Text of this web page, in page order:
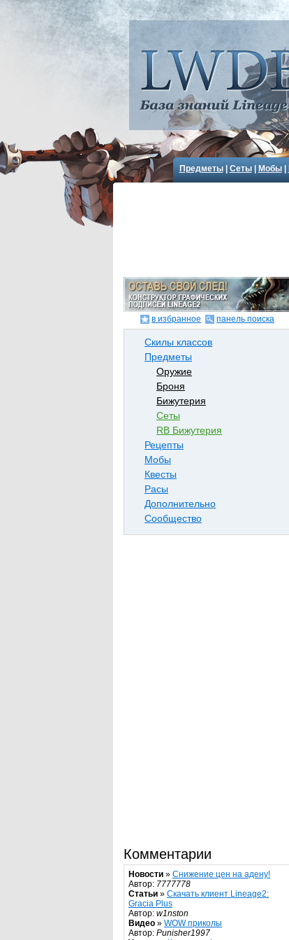
Предметы| Сеты| Мобы|
в избранное панель поиска
Скилы классов
Предметы
Оружие
Броня
Бижутерия
Сеты
RB Бижутерия
Рецепты
Мобы
Квесты
Расы
Дополнительно
Сообщество
Комментарии
Новости » Снижение цен на адену!
Автор: 7777778
Статьи » Скачать клиент Lineage2:
Gracia Plus
Автор: w1nston
Видео » WOW приколы
Автор: Punisher1997